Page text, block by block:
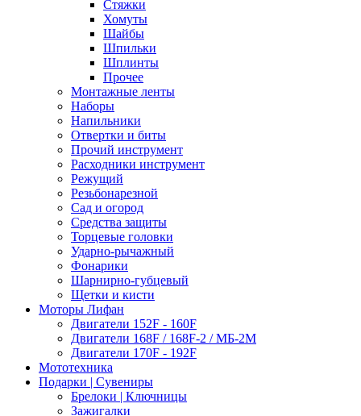
Стяжки
Хомуты
Шайбы
Шпильки
Шплинты
Прочее
Монтажные ленты
Наборы
Напильники
Отвертки и биты
Прочий инструмент
Расходники инструмент
Режущий
Резьбонарезной
Сад и огород
Средства защиты
Торцевые головки
Ударно-рычажный
Фонарики
Шарнирно-губцевый
Щетки и кисти
Моторы Лифан
Двигатели 152F - 160F
Двигатели 168F / 168F-2 / МБ-2М
Двигатели 170F - 192F
Мототехника
Подарки | Сувениры
Брелоки | Ключницы
Зажигалки